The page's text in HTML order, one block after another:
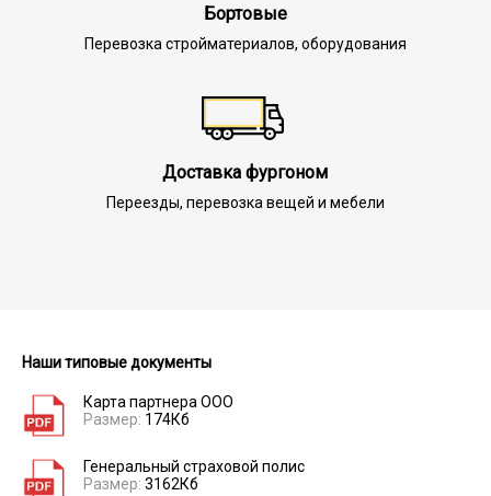
Бортовые
Перевозка стройматериалов, оборудования
Доставка фургоном
Переезды, перевозка вещей и мебели
Наши типовые документы
Карта партнера ООО
Размер: 174Кб
Генеральный страховой полис
Размер: 3162Кб